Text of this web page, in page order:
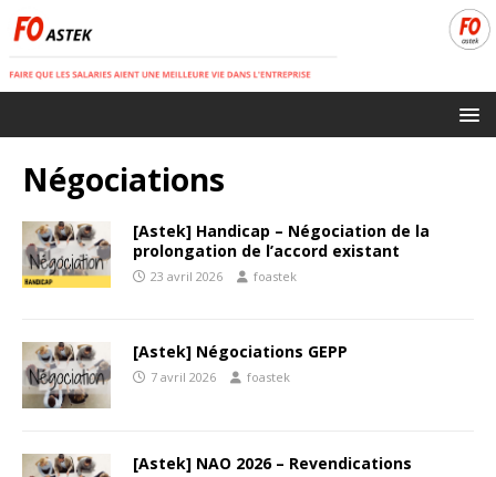
Négociations
[Astek] Handicap – Négociation de la
prolongation de l’accord existant
23 avril 2026 foastek
[Astek] Négociations GEPP
7 avril 2026 foastek
[Astek] NAO 2026 – Revendications